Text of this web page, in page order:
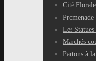
Cité Florale
Les
Marchés
Partons à